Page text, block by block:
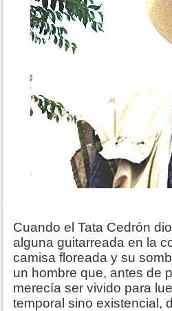
Cuando el Tata Cedrón
alguna guitarreada en la
camisa floreada y su
un hombre que, antes de
merecía ser vivido para
temporal sino existencial,